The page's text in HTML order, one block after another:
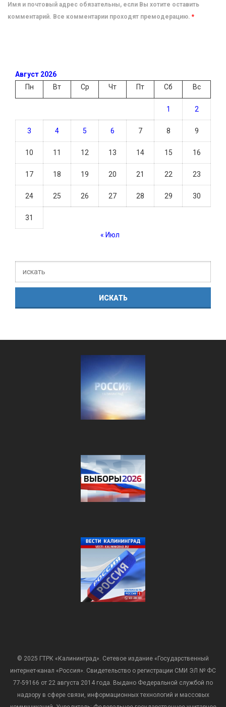
Имя и почтовый адрес обязательны, если Вы хотите оставить
комментарий. Все комментарии проходят премодерацию. *
Август 2026
Пн
Вт Ср Чт Пт Сб Вс
1 2
3 4 5 6 7 8 9
10 11 12 13 14 15 16
17 18 19 20 21 22 23
24 25 26 27 28 29 30
31
« Июл
© 2025 ГТРК «Калининград». Сетевое издание «Государственный
интернет-канал «Россия». Свидетельство о регистрации СМИ ЭЛ № ФС
77-59166 от 22 августа 2014 года. Выдано Федеральной службой по
надзору в сфере связи, информационных технологий и массовых